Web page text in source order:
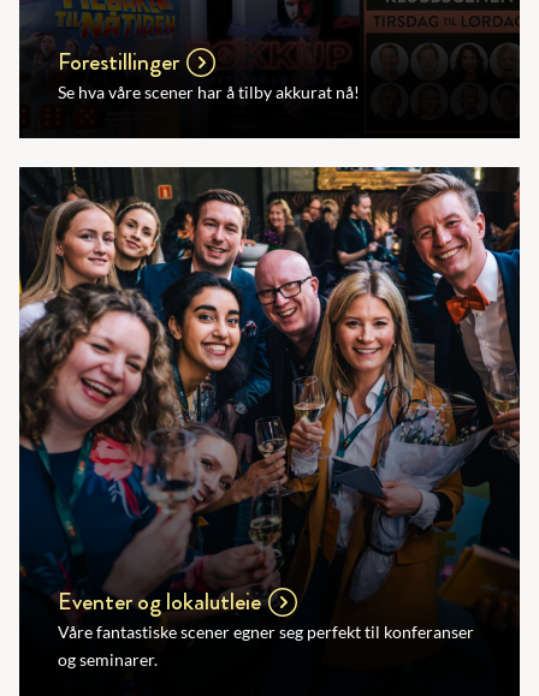
Forestillinger
Se hva våre scener har å tilby akkurat nå!
Eventer og lokalutleie
Våre fantastiske scener egner seg perfekt til konferanser
og seminarer.